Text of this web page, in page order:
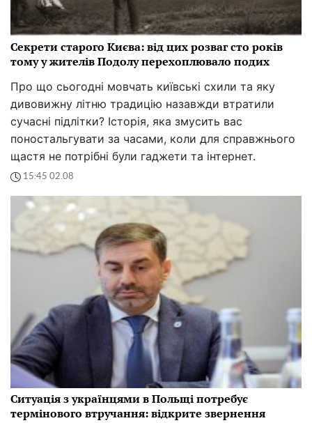
Секрети старого Києва: від цих розваг сто років
тому у жителів Подолу перехоплювало подих
Про що сьогодні мовчать київські схили та яку
дивовижну літню традицію назавжди втратили
сучасні підлітки? Історія, яка змусить вас
поностальгувати за часами, коли для справжнього
щастя не потрібні були гаджети та інтернет.
15:45 02.08
Ситуація з українцями в Польщі потребує
термінового втручання: відкрите звернення